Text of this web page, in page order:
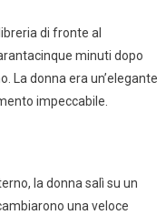
di fronte al
minuti dopo
La donna era un’elegante
impeccabile.
la donna salì su un
una veloce